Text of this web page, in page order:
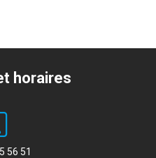
horaires
56 51